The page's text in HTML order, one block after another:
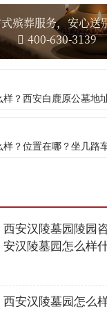
殡葬服务，安心送
400-630-3139
？西安白鹿原公墓地
？位置在哪？坐几路
西安汉陵墓园陵园
安汉陵墓园怎么样
西安汉陵墓园怎么